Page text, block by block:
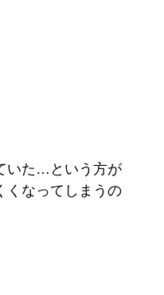
いた…という方が
くなってしまうの